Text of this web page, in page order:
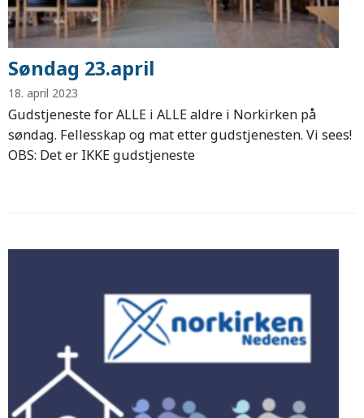
Søndag 23.april
18. april 2023
Gudstjeneste for ALLE i ALLE aldre i Norkirken på
søndag. Fellesskap og mat etter gudstjenesten. Vi sees!
OBS: Det er IKKE gudstjeneste